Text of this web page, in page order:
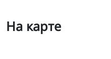
На карте